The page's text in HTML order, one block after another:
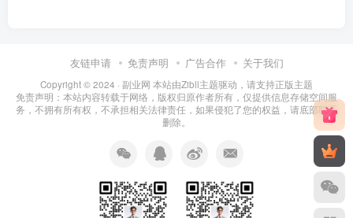
友链申请 免责声明 广告合作 关于我们
Copyright © 2024 · 副业网 本站由Zibll主题驱动，请支持正版主题
免责声明：本站内容转载于网络，版权归原作者所有，仅提供信息存储空间服
务，不拥有所有权，不承担相关法律责任，如果侵犯了您的权益，请底部联系
删除。